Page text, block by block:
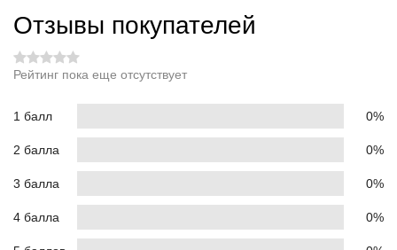
Отзывы покупателей
Рейтинг пока еще отсутствует
1 балл 0%
2 балла 0%
3 балла 0%
4 балла 0%